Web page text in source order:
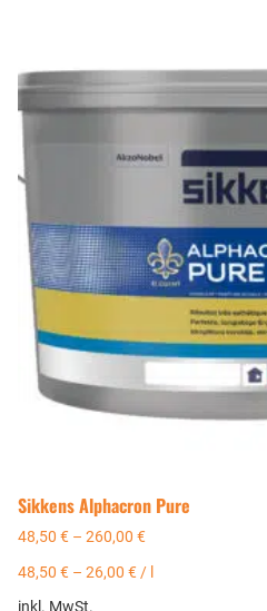
Sikkens Alphacron Pure
48,50 € – 260,00 €
48,50 € – 26,00 € /
inkl. MwSt.